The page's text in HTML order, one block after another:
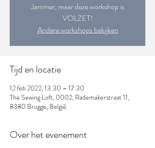
Jammer, maar deze workshop is
VOLZET!
Andere workshops bekijken
Tijd en locatie
12 feb 2022, 13:30 – 17:30
The Sewing Loft, 0002, Rademakerstraat 11,
8380 Brugge, België
Over het evenement